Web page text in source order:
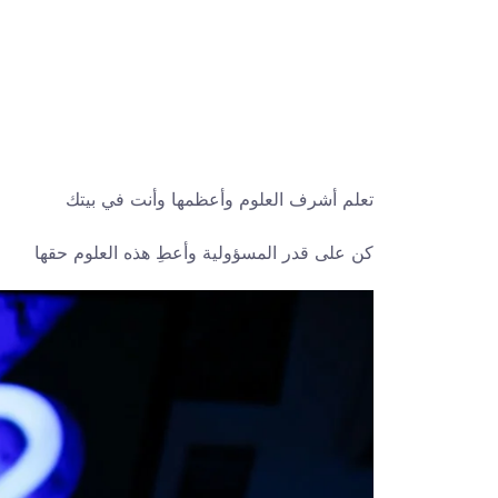
تعلم أشرف العلوم وأعظمها وأنت في بيتك
كن على قدر المسؤولية وأعطِ هذه العلوم حقها